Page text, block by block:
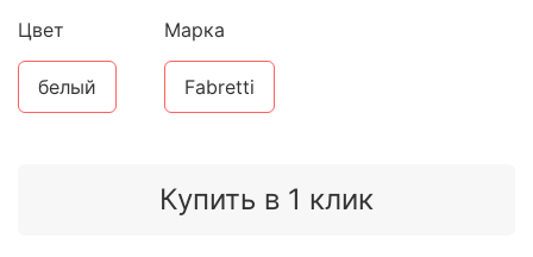
Купить в 1 клик
Цвет
белый
Марка
Fabretti